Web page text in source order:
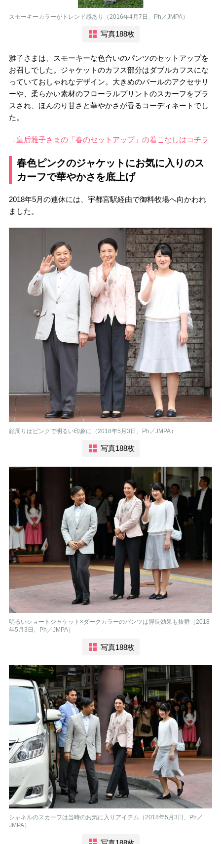
スモーキーカラーがトレンド感あり（2016年4月7日、Ph／JMPA）
写真188枚
雅子さまは、スモーキーな色合いのパンツのセットアップを
お召しでした。ジャケットのカフス部分はダブルカフスにな
っていておしゃれなデザイン。大きめのパールのアクセサリ
ーや、柔らかい素材のフローラルプリントのスカーフをプラ
スされ、ほんのり甘さと華やかさが香るコーディネートでし
た。
→皇后雅子さまの「春のセットアップ」の着こなしはコチラ
春色ピンクのジャケットにお気に入りのス
カーフで華やかさを底上げ
2018年5月の連休には、宇都宮駅経由で御料牧場へ向かわれ
ました。
顔周りはピンクで明るい印象に（2018年5月3日、Ph／JMPA）
写真188枚
明るいショートジャケット×ダークカラーのパンツは脚長効果も抜群（2018
年5月3日、Ph／JMPA）
写真188枚
シャネルのスカーフは当時のお気に入りアイテム（2018年5月3日、Ph／
JMPA）